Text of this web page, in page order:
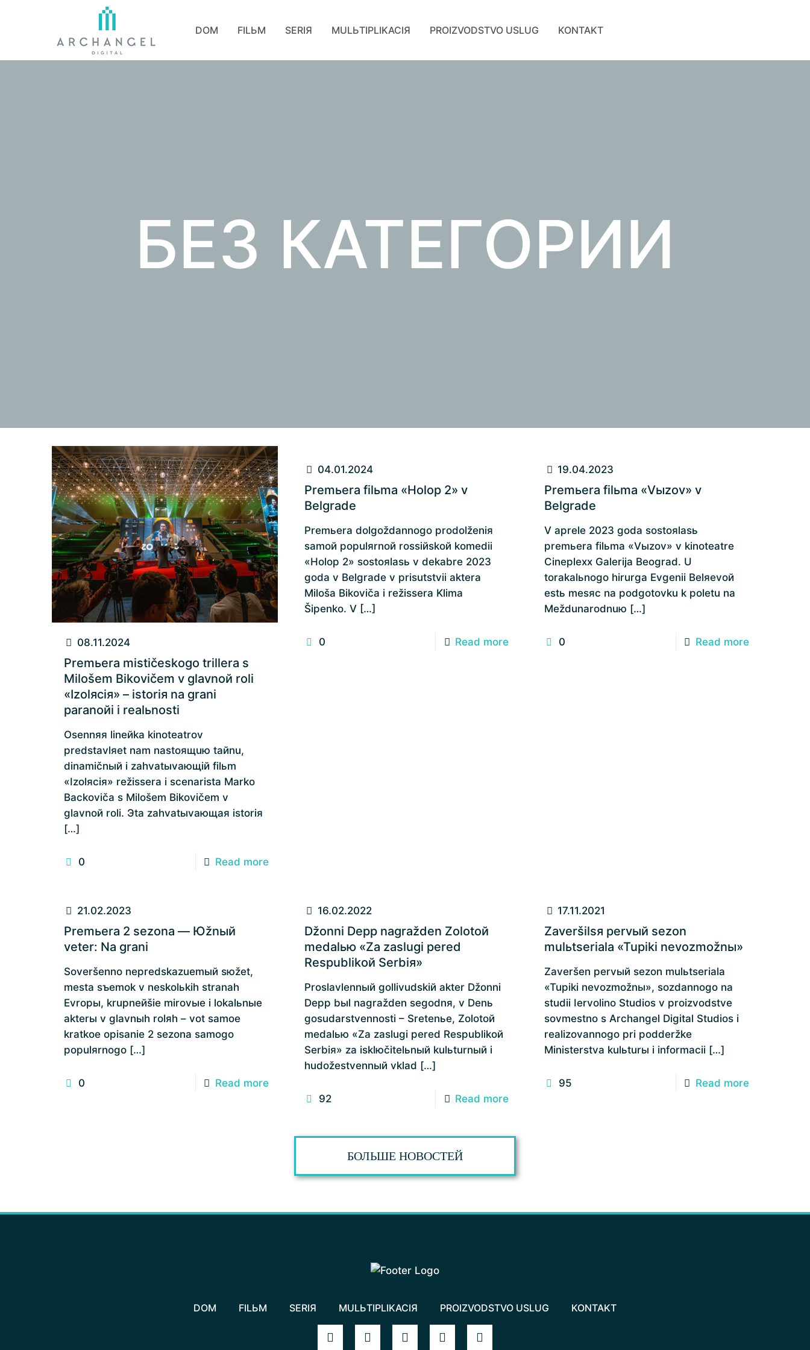
DOM FILЬM SERIЯ MULЬTIPLIKACIЯ PROIZVODSTVO USLUG KONTAKT
БЕЗ КАТЕГОРИИ
08.11.2024
Premьera mističeskogo trillera s
Milošem Bikovičem v glavnoй roli
«Izolяciя» – istoriя na grani
paranoйi i realьnosti
Osennяя lineйka kinoteatrov
predstavlяet nam nastoящuю taйnu,
dinamičnый i zahvatыvaющiй filьm
«Izolяciя» režissera i scenarista Marko
Backoviča s Milošem Bikovičem v
glavnoй roli. Эta zahvatыvaющaя istoriя
[…]
0 Read more
04.01.2024
Premьera filьma «Holop 2» v
Belgrade
Premьera dolgoždannogo prodolženiя
samoй populяrnoй rossiйskoй komedii
«Holop 2» sostoяlasь v dekabre 2023
goda v Belgrade v prisutstvii aktera
Miloša Bikoviča i režissera Klima
Šipenko. V[…]
0 Read more
19.04.2023
Premьera filьma «Vыzov» v
Belgrade
V aprele 2023 goda sostoяlasь
premьera filьma «Vыzov» v kinoteatre
Cineplexx Galerija Beograd. U
torakalьnogo hirurga Evgenii Belяevoй
estь mesяc na podgotovku k poletu na
Meždunarodnuю […]
0 Read more
21.02.2023
Premьera 2 sezona — Юžnый
veter: Na grani
Soveršenno nepredskazuemый sюžet,
mesta sъemok v neskolьkih stranah
Evropы, krupneйšie mirovыe i lokalьnыe
akterы v glavnыh rolяh – vot samoe
kratkoe opisanie 2 sezona samogo
populяrnogo[…]
0 Read more
16.02.2022
Džonni Depp nagražden Zolotoй
medalью «Za zaslugi pered
Respublikoй Serbiя»
Proslavlennый gollivudskiй akter Džonni
Depp bыl nagražden segodnя, v Denь
gosudarstvennosti – Sretenьe, Zolotoй
medalью «Za zaslugi pered Respublikoй
Serbiя» za isklюčitelьnый kulьturnый i
hudožestvennый vklad […]
92 Read more
17.11.2021
Zaveršilsя pervый sezon
mulьtseriala «Tupiki nevozmožnы»
Zaveršen pervый sezon mulьtseriala
«Tupiki nevozmožnы», sozdannogo na
studii Iervolino Studios v proizvodstve
sovmestno s Archangel Digital Studios i
realizovannogo pri podderžke
Ministerstva kulьturы i informacii […]
95 Read more
БОЛЬШЕ НОВОСТЕЙ
DOM FILЬM SERIЯ MULЬTIPLIKACIЯ PROIZVODSTVO USLUG KONTAKT